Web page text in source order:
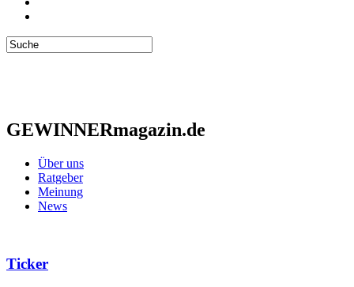
GEWINNERmagazin.de
Über uns
Ratgeber
Meinung
News
Ticker